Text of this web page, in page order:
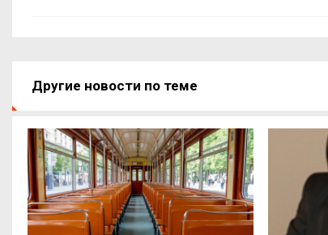
Другие новости по теме